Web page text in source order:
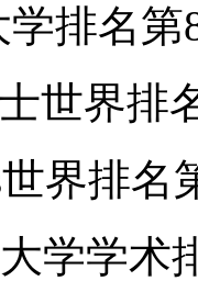
学排名第
世界排
界排名
学学术